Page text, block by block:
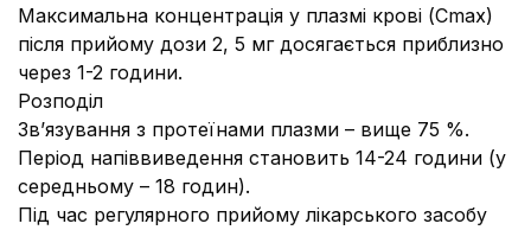
Максимальна концентрація у плазмі крові (Сmax)
після прийому дози 2, 5 мг досягається приблизно
через 1-2 години.
Розподіл
Зв’язування з протеїнами плазми – вище 75 %.
Перiод напiввиведення становить 14-24 години (у
середньому – 18 годин).
Під час регулярного прийому лікарського засобу